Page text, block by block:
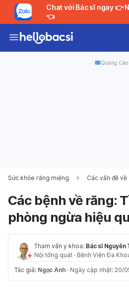
Chat với Bác sĩ ngay 👉 Nhận tư vấn MIỄN PHÍ
👈
Quảng Cáo
Sức khỏe răng miệng Các vấn đề về
Các bệnh về răng:
phòng ngừa hiệu
Tham vấn y khoa: Bác sĩ Nguyễn
Nội tổng quát · Bệnh Viện Đa
Tác giả: Ngọc Anh · Ngày cập nhật: 20/